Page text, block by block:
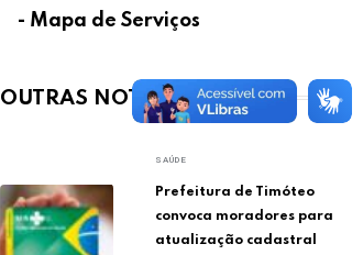
- Mapa de Serviços
OUTRAS NOTÍCIAS
SAÚDE
Prefeitura de Timóteo
convoca moradores para
atualização cadastral